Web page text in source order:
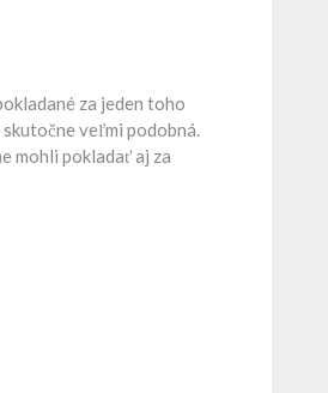
za jeden toho
veľmi podobná.
mohli pokladať aj za